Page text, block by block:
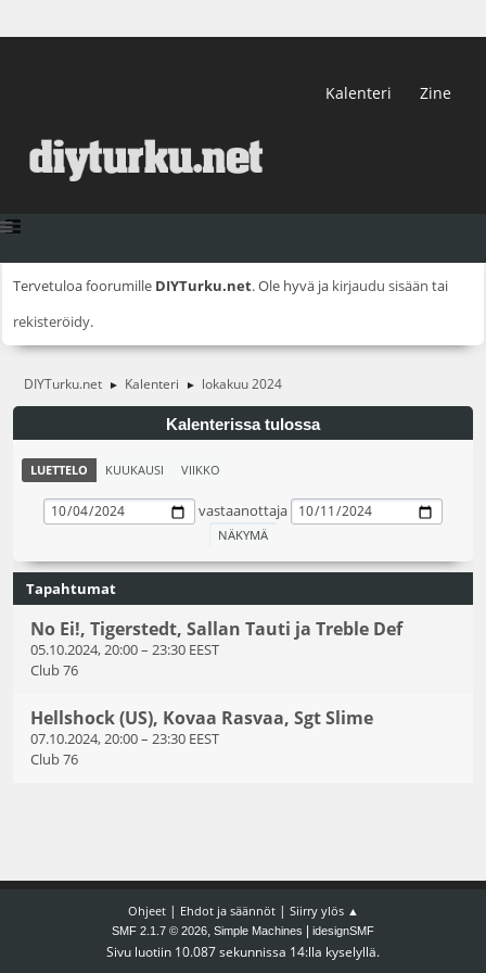
Kalenteri Zine
Tervetuloa foorumille DIYTurku.net. Ole hyvä ja kirjaudu sisään tai
rekisteröidy.
DIYTurku.net ► Kalenteri ► lokakuu 2024
Kalenterissa tulossa
LUETTELO KUUKAUSI VIIKKO
vastaanottaja
Tapahtumat
No Ei!, Tigerstedt, Sallan Tauti ja Treble Def
05.10.2024, 20:00– 23:30 EEST
Club 76
Hellshock (US), Kovaa Rasvaa, Sgt Slime
07.10.2024, 20:00– 23:30 EEST
Club 76
Ohjeet| Ehdot ja säännöt| Siirry ylös ▲
SMF 2.1.7 © 2026, Simple Machines idesignSMF
Sivu luotiin 10.087 sekunnissa 14:lla kyselyllä.